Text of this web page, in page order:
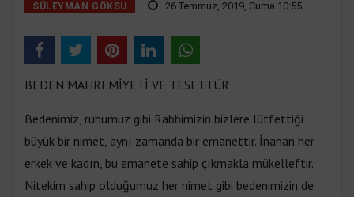
SÜLEYMAN GÖKSU 26 Temmuz, 2019, Cuma 10:55
BEDEN MAHREMİYETİ VE TESETTÜR
Bedenimiz, ruhumuz gibi Rabbimizin bizlere lütfettiği
büyük bir nimet, aynı zamanda bir emanettir. İnanan her
erkek ve kadın, bu emanete sahip çıkmakla mükelleftir.
Nitekim sahip olduğumuz her nimet gibi bedenimizin de